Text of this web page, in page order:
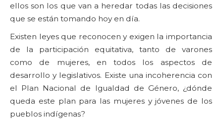
ellos son los que van a heredar todas las decisiones
que se están tomando hoy en día.
Existen leyes que reconocen y exigen la importancia
de la participación equitativa, tanto de varones
como de mujeres, en todos los aspectos de
desarrollo y legislativos. Existe una incoherencia con
el Plan Nacional de Igualdad de Género, ¿dónde
queda este plan para las mujeres y jóvenes de los
pueblos indígenas?